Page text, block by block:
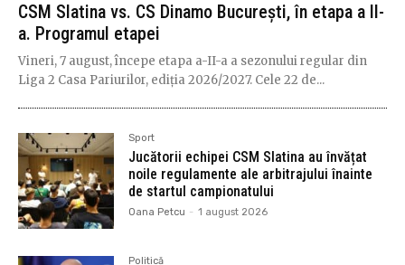
CSM Slatina vs. CS Dinamo București, în etapa a II-
a. Programul etapei
Vineri, 7 august, începe etapa a-II-a a sezonului regular din
Liga 2 Casa Pariurilor, ediția 2026/2027. Cele 22 de...
Sport
Jucătorii echipei CSM Slatina au învățat
noile regulamente ale arbitrajului înainte
de startul campionatului
Oana Petcu - 1 august 2026
Politică